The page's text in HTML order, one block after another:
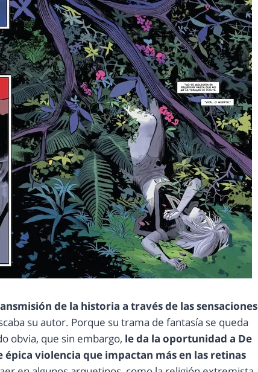
de la historia a través de las sensaciones
su autor. Porque su trama de fantasía se queda
obvia, que sin embargo, le da la oportunidad a De
épica violencia que impactan más en las retinas